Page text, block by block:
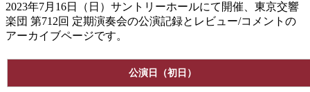
2023年7月16日（日）サントリーホールにて開催、東京交響
楽団 第712回 定期演奏会の公演記録とレビュー/コメントの
アーカイブページです。
公演日（初日）